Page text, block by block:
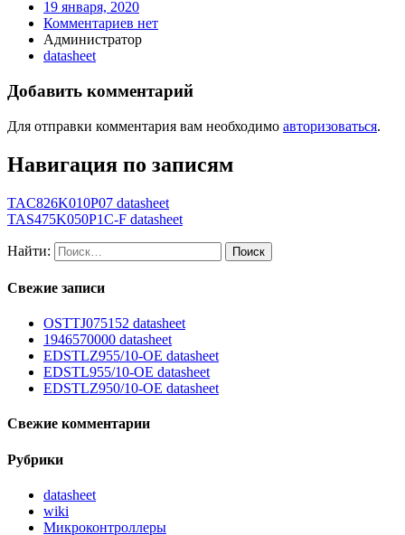
19 января, 2020
Комментариев нет
Администратор
datasheet
Добавить комментарий
Для отправки комментария вам необходимо авторизоваться.
Навигация по записям
TAC826K010P07 datasheet
TAS475K050P1C-F datasheet
Найти:
Свежие записи
OSTTJ075152 datasheet
1946570000 datasheet
EDSTLZ955/10-OE datasheet
EDSTL955/10-OE datasheet
EDSTLZ950/10-OE datasheet
Свежие комментарии
Рубрики
datasheet
wiki
Микроконтроллеры